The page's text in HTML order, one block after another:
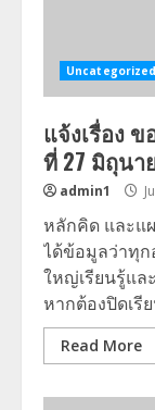
Uncategorized
แจ้งเรื่อง
ที่ 27 มิถุนา
admin1
หลักคิด และแ
ได้ข้อมูลว่าทุก
ใหญ่เรียนรู้แล
หากต้องปิดเรี
Read More